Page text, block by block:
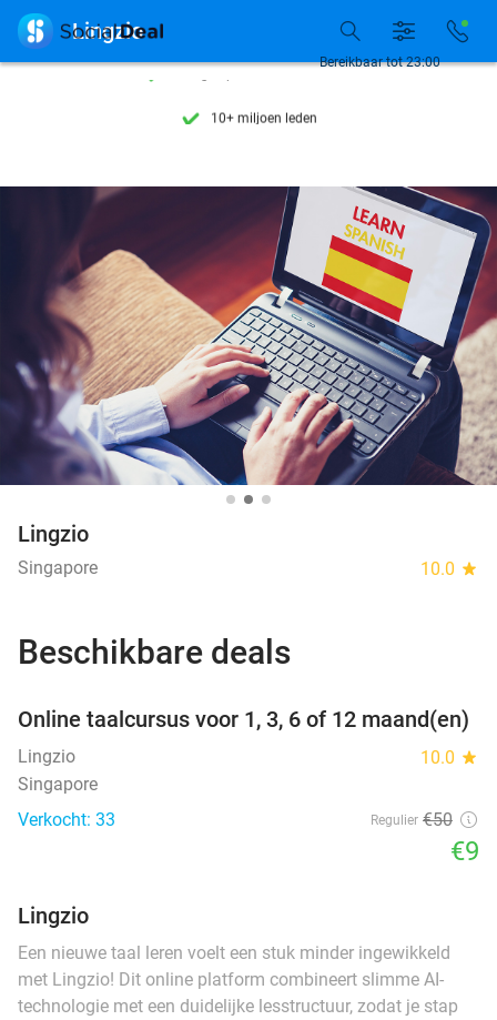
7 dagen per week beschikbaar
7 dagen per week beschikbaar
10+ miljoen leden
Bereikbaar tot 23:00
 Lingzio
Lingzio
Singapore 10.0 star
Beschikbare deals
Online taalcursus voor 1, 3, 6 of 12 maand(en)
Lingzio 10.0 star
Singapore
Verkocht: 33
Regulier €50
€9
Lingzio
Een nieuwe taal leren voelt een stuk minder ingewikkeld
met Lingzio! Dit online platform combineert slimme AI-
technologie met een duidelijke lesstructuur, zodat je stap